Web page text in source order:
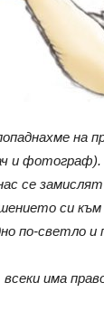
на
и фотограф).
се
си към
по-светло и
всеки има